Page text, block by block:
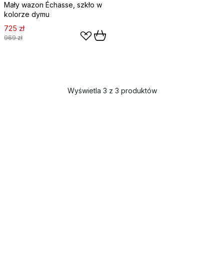
Mały wazon Échasse, szkło w
kolorze dymu
725 zł
969 zł
Wyświetla 3 z 3 produktów